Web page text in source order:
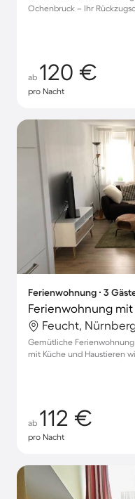
Ochenbruck – Ihr
ab 120 €
pro Nacht
Ferienwohnung ∙ 3
Feucht,
Gemütliche
mit Küche und Haustieren
ab 112 €
pro Nacht